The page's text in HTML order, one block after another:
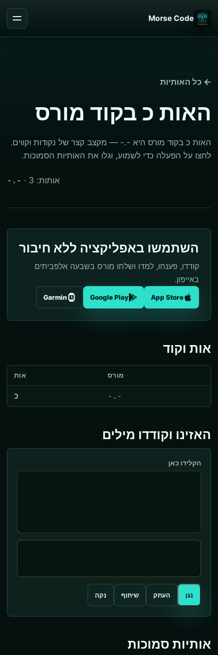
Morse Code
← כל האותיות
האות כ בקוד מורס
האות כ בקוד מורס היא -.- — מקצב קצר של נקודות וקווים.
לחצו על הפעלה כדי לשמוע, וגלו את האותיות הסמוכות.
-.- · אותות: 3
השתמשו באפליקציה ללא חיבור
קודדו, פענחו, למדו ושלחו מורס בשבעה אלפביתים
באייפון.
App Store
Google Play
Garmin
אות וקוד
אות מורס
כ -.-
האזינו וקודדו מילים
הקלידו כאן
נגן העתק שיתוף נקה
אותיות סמוכות